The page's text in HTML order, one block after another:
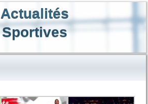
Actualités
Sportives